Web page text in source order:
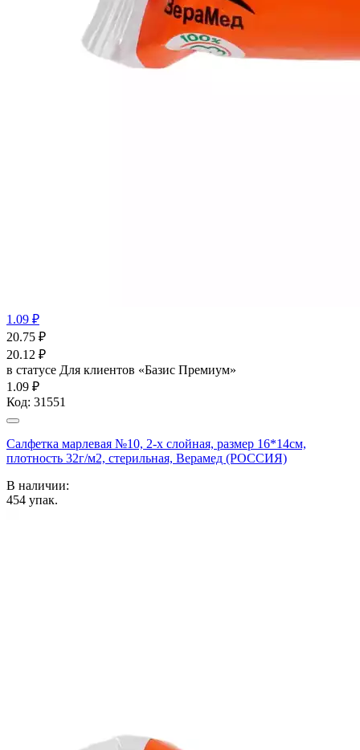
1.09 ₽
20.75 ₽
20.12 ₽
в статусе Для клиентов «Базис Премиум»
1.09 ₽
Код: 31551
Салфетка марлевая №10, 2-х слойная, размер 16*14см,
плотность 32г/м2, стерильная, Верамед (РОССИЯ)
В наличии:
454 упак.